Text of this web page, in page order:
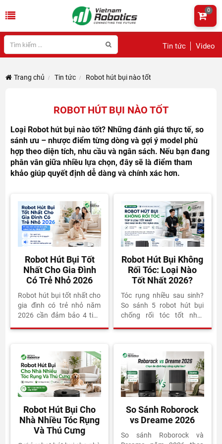
Tin tức Video
0
Trang chủ Tin tức Robot hút bụi nào tốt
ROBOT HÚT BỤI NÀO TỐT
Loại Robot hút bụi nào tốt? Những đánh giá thực tế, so
sánh ưu – nhược điểm từng dòng và gợi ý model phù
hợp theo diện tích, nhu cầu và ngân sách. Nếu bạn đang
phân vân giữa nhiều lựa chọn, đây sẽ là điểm tham
khảo giúp quyết định dễ dàng và chính xác hơn.
Robot Hút Bụi Tốt
Nhất Cho Gia Đình
Có Trẻ Nhỏ 2026
Robot hút bụi tốt nhất cho
gia đình có trẻ nhỏ năm
2026 cần đảm bảo 4 tiêu
sàn, tiếng ồn dưới 65dB để
không làm trẻ giật mình,
chổi chống rối tóc để
không kẹt khi hút tóc mẹ
rụng sau sinh, và hệ thống
lọc bụi HEPA để không thổi
bụi mịn trở lại không khí.
Top 3 lựa chọn 2026 gồm
MOVA E50 Ultra (10,99
Robot Hút Bụi Không
Rối Tóc: Loại Nào
Tốt Nhất 2026?
Tóc rụng nhiều sau sinh?
So sánh 5 robot hút bụi
chống rối tóc tốt nhất
Robot Hút Bụi Cho
Nhà Nhiều Tóc Rụng
Và Thú Cưng
So Sánh Roborock
vs Dreame 2026
So sánh Roborock và